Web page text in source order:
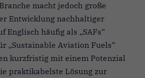
macht jedoch große
Entwicklung nachhaltiger
Englisch häufig als „SAFs“
„Sustainable Aviation Fuels“
kurzfristig mit einem Potenzial
praktikabelste Lösung zur